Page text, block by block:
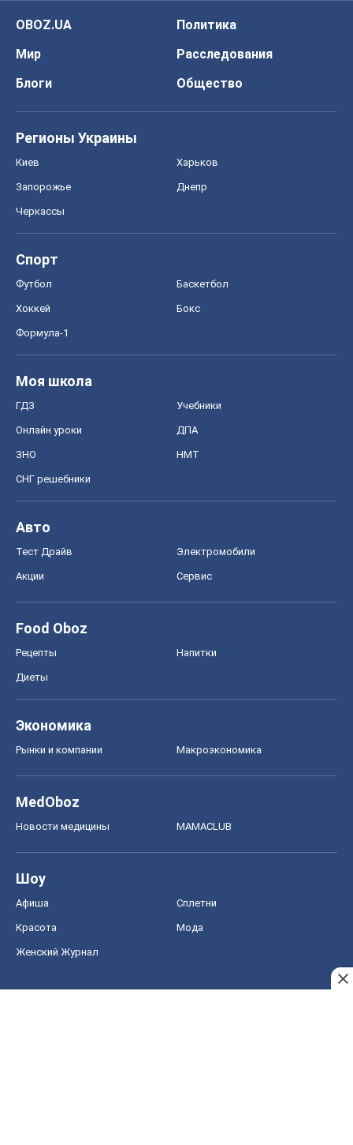
OBOZ.UA
Политика
Мир
Расследования
Блоги
Общество
Регионы Украины
Киев Харьков
Запорожье Днепр
Черкассы
Спорт
Футбол Баскетбол
Хоккей Бокс
Формула-1
Моя школа
ГДЗ Учебники
Онлайн уроки ДПА
ЗНО НМТ
СНГ решебники
Авто
Тест Драйв Электромобили
Акции Сервис
Food Oboz
Рецепты Напитки
Диеты
Экономика
Рынки и компании Mакроэкономика
MedOboz
Новости медицины MAMACLUB
Шоу
Афиша Сплетни
Красота Мода
Женский Журнал